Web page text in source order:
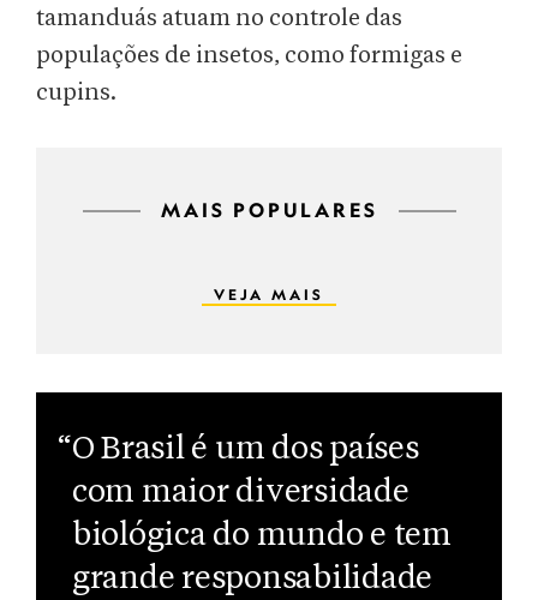
tamanduás atuam no controle das
populações de insetos, como formigas e
cupins.
MAIS POPULARES
VEJA MAIS
“O Brasil é um dos países
com maior diversidade
biológica do mundo e tem
grande responsabilidade